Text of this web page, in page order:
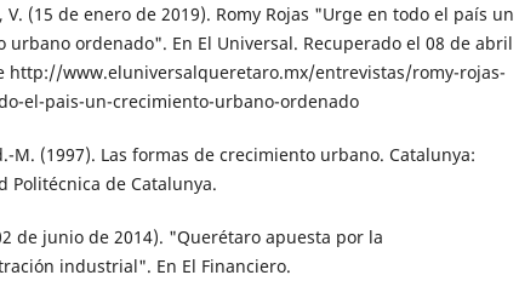
V. (15 de enero de 2019). Romy Rojas "Urge en todo el país un
urbano ordenado". En El Universal. Recu­perado el 08 de abril
http://www.eluniversalqueretaro.mx/entrevistas/romy-rojas-
el-pais-un-creci­miento-urbano-ordenado
M. (1997). Las formas de creci­miento urbano. Catalunya:
Po­litécnica de Catalunya.
de junio de 2014). "Querétaro apuesta por la
indus­trial". En El Financiero.